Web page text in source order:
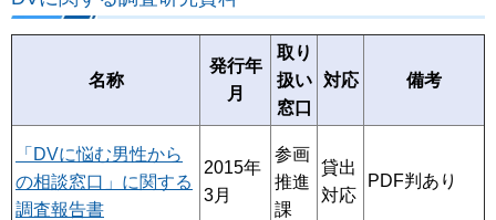
名称
発行年
月
取り
扱い
窓口
対応 備考
「DVに悩む男性から
の相談窓口」に関する
調査報告書
2015年
3月
参画
推進
課
貸出
対応
PDF判あり